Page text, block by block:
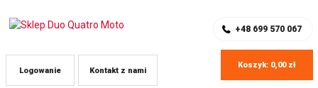
+48 699 570 067
Kontakt z nami
Logowanie
Koszyk: 0,00 zł